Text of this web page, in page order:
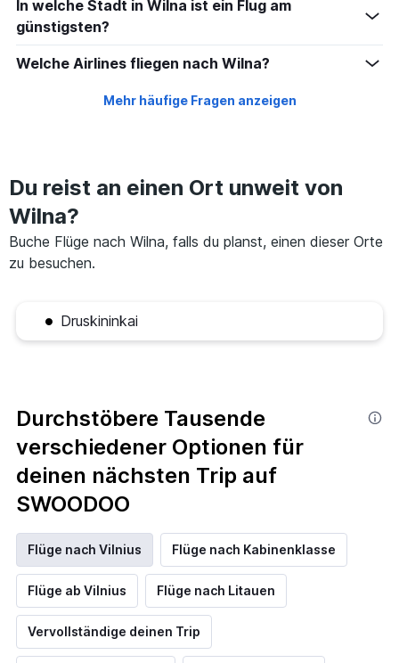
In welche Stadt in Wilna ist ein Flug am
günstigsten?
Welche Airlines fliegen nach Wilna?
Mehr häufige Fragen anzeigen
Du reist an einen Ort unweit von
Wilna?
Buche Flüge nach Wilna, falls du planst, einen dieser Orte
zu besuchen.
Druskininkai
Durchstöbere Tausende
verschiedener Optionen für
deinen nächsten Trip auf
SWOODOO
Flüge nach Vilnius Flüge nach Kabinenklasse
Flüge ab Vilnius Flüge nach Litauen
Vervollständige deinen Trip